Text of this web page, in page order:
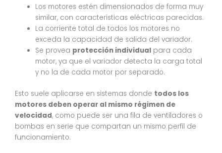
Los motores estén dimensionados de forma muy
similar, con características eléctricas parecidas.
La corriente total de todos los motores no
exceda la capacidad de salida del variador.
Se provea protección individual para cada
motor, ya que el variador detecta la carga total
y no la de cada motor por separado.
Esto suele aplicarse en sistemas donde todos los
motores deben operar al mismo régimen de
velocidad, como puede ser una fila de ventiladores o
bombas en serie que compartan un mismo perfil de
funcionamiento.